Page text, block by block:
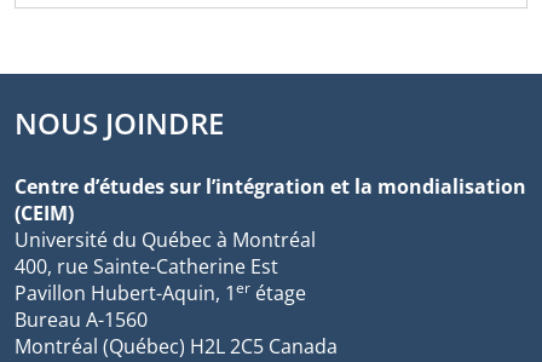
NOUS JOINDRE
Centre d’études sur l’intégration et la mondialisation
(CEIM)
Université du Québec à Montréal
400, rue Sainte-Catherine Est
Pavillon Hubert-Aquin, 1er étage
Bureau A-1560
Montréal (Québec) H2L 2C5 Canada